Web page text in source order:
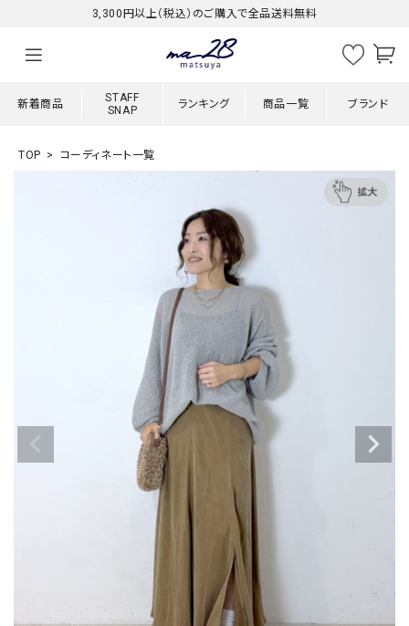
3,300円以上（税込）のご購入で全品送料無料
新着商品
STAFF
SNAP
ランキング 商品一覧 ブランド
TOP コーディネート一覧